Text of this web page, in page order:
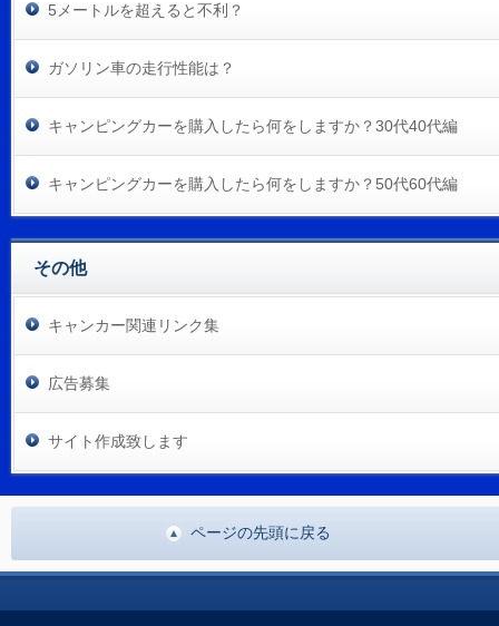
5メートルを超えると不利？
ガソリン車の走行性能は？
キャンピングカーを購入したら何をしますか？30代40代編
キャンピングカーを購入したら何をしますか？50代60代編
その他
キャンカー関連リンク集
広告募集
サイト作成致します
ページの先頭に戻る